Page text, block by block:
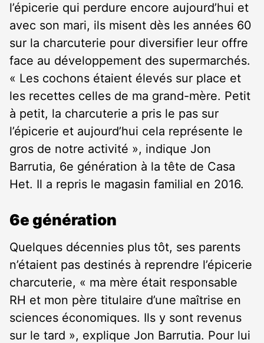
l’épicerie qui perdure encore aujourd’hui et
avec son mari, ils misent dès les années 60
sur la charcuterie pour diversifier leur offre
face au développement des supermarchés.
« Les cochons étaient élevés sur place et
les recettes celles de ma grand-mère. Petit
à petit, la charcuterie a pris le pas sur
l’épicerie et aujourd’hui cela représente le
gros de notre activité », indique Jon
Barrutia, 6e génération à la tête de Casa
Het. Il a repris le magasin familial en 2016.
6e génération
Quelques décennies plus tôt, ses parents
n’étaient pas destinés à reprendre l’épicerie
charcuterie, « ma mère était responsable
RH et mon père titulaire d’une maîtrise en
sciences économiques. Ils y sont revenus
sur le tard », explique Jon Barrutia. Pour lui